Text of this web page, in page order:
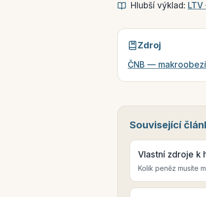
Hlubší výklad:
Zdroj
ČNB —
Související
Vlastní zdroje k
Kolik peněz musíte